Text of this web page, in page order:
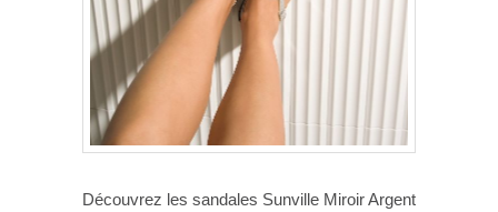
Découvrez les sandales Sunville Miroir Argent